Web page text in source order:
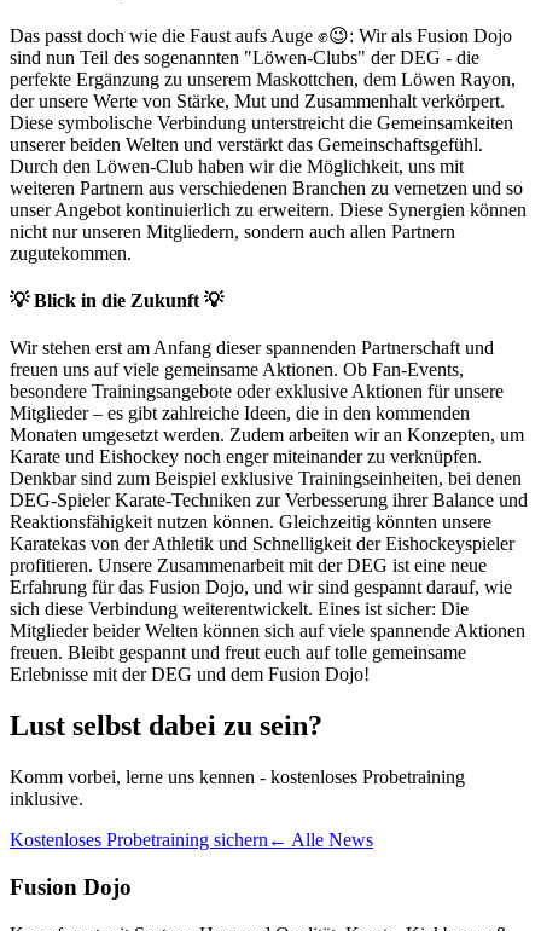
Das passt doch wie die Faust aufs Auge ✊😉: Wir als Fusion Dojo
sind nun Teil des sogenannten "Löwen-Clubs" der DEG - die
perfekte Ergänzung zu unserem Maskottchen, dem Löwen Rayon,
der unsere Werte von Stärke, Mut und Zusammenhalt verkörpert.
Diese symbolische Verbindung unterstreicht die Gemeinsamkeiten
unserer beiden Welten und verstärkt das Gemeinschaftsgefühl.
Durch den Löwen-Club haben wir die Möglichkeit, uns mit
weiteren Partnern aus verschiedenen Branchen zu vernetzen und so
unser Angebot kontinuierlich zu erweitern. Diese Synergien können
nicht nur unseren Mitgliedern, sondern auch allen Partnern
zugutekommen.
💡 Blick in die Zukunft 💡
Wir stehen erst am Anfang dieser spannenden Partnerschaft und
freuen uns auf viele gemeinsame Aktionen. Ob Fan-Events,
besondere Trainingsangebote oder exklusive Aktionen für unsere
Mitglieder – es gibt zahlreiche Ideen, die in den kommenden
Monaten umgesetzt werden. Zudem arbeiten wir an Konzepten, um
Karate und Eishockey noch enger miteinander zu verknüpfen.
Denkbar sind zum Beispiel exklusive Trainingseinheiten, bei denen
DEG-Spieler Karate-Techniken zur Verbesserung ihrer Balance und
Reaktionsfähigkeit nutzen können. Gleichzeitig könnten unsere
Karatekas von der Athletik und Schnelligkeit der Eishockeyspieler
profitieren. Unsere Zusammenarbeit mit der DEG ist eine neue
Erfahrung für das Fusion Dojo, und wir sind gespannt darauf, wie
sich diese Verbindung weiterentwickelt. Eines ist sicher: Die
Mitglieder beider Welten können sich auf viele spannende Aktionen
freuen. Bleibt gespannt und freut euch auf tolle gemeinsame
Erlebnisse mit der DEG und dem Fusion Dojo!
Lust selbst dabei zu sein?
Komm vorbei, lerne uns kennen - kostenloses Probetraining
inklusive.
Kostenloses Probetraining sichern ← Alle News
Fusion Dojo